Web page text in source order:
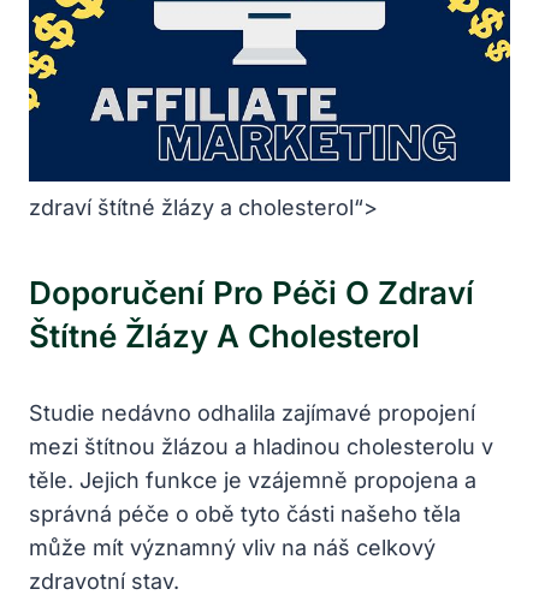
zdraví štítné žlázy a cholesterol“>
Doporučení Pro Péči O Zdraví
Štítné Žlázy A Cholesterol
Studie nedávno odhalila zajímavé propojení
mezi štítnou žlázou a hladinou cholesterolu v
těle. Jejich funkce je vzájemně propojena a
správná péče o obě tyto části našeho těla
může mít významný vliv na náš celkový
zdravotní stav.